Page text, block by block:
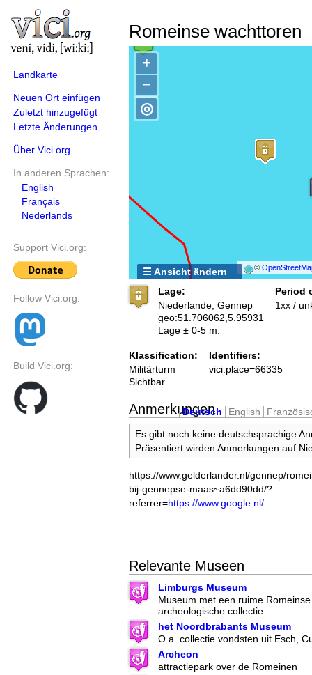
Landkarte
Neuen Ort einfügen
Zuletzt hinzugefügt
Letzte Änderungen
Über Vici.org
In anderen Sprachen:
English
Français
Nederlands
Support Vici.org:
Follow Vici.org:
Build Vici.org:
Romeinse wachttoren
+
−
©
◎
☰ Ansicht ändern
Lage:
Niederlande, Gennep
geo:51.706062,5.95931
Lage ± 0-5 m.
Period
1xx /
Klassification:
Militärturm
Sichtbar
Identifiers:
vici:place=66335
Anmerkungen
Deutsch English
Es gibt noch keine deutschsprachige
Präsentiert wirden Anmerkungen auf
https://www.gelderlander.nl/gennep/
bij-gennepse-maas~a6dd90dd/?
referrer=https://www.google.nl/
Relevante Museen
Limburgs Museum
Museum met een ruime
archeologische collectie.
het Noordbrabants Museum
O.a. collectie vondsten uit Esch,
Archeon
attractiepark over de Romeinen